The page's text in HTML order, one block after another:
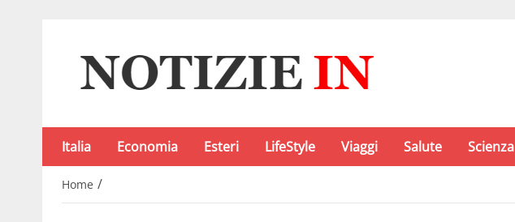
Italia Economia Esteri LifeStyle Viaggi Salute Scienza
Home /